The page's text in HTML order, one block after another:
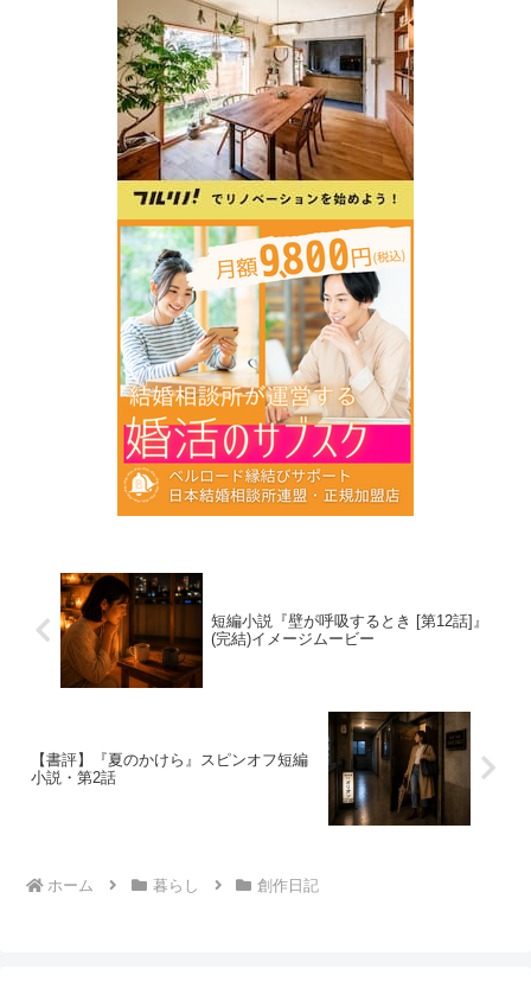
短編小説『壁が呼吸するとき [第12話]』
(完結)イメージムービー
【書評】『夏のかけら』スピンオフ短編
小説・第2話
ホーム 暮らし 創作日記